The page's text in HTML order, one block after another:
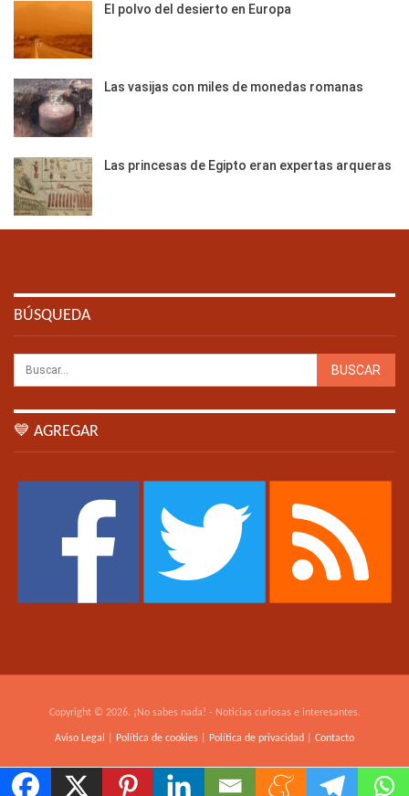
El polvo del desierto en Europa
Las vasijas con miles de monedas romanas
Las princesas de Egipto eran expertas arqueras
BÚSQUEDA
💙 AGREGAR
Copyright © 2026. ¡No sabes nada! - Noticias curiosas e interesantes.
Aviso Legal Política de cookies Política de privacidad Contacto